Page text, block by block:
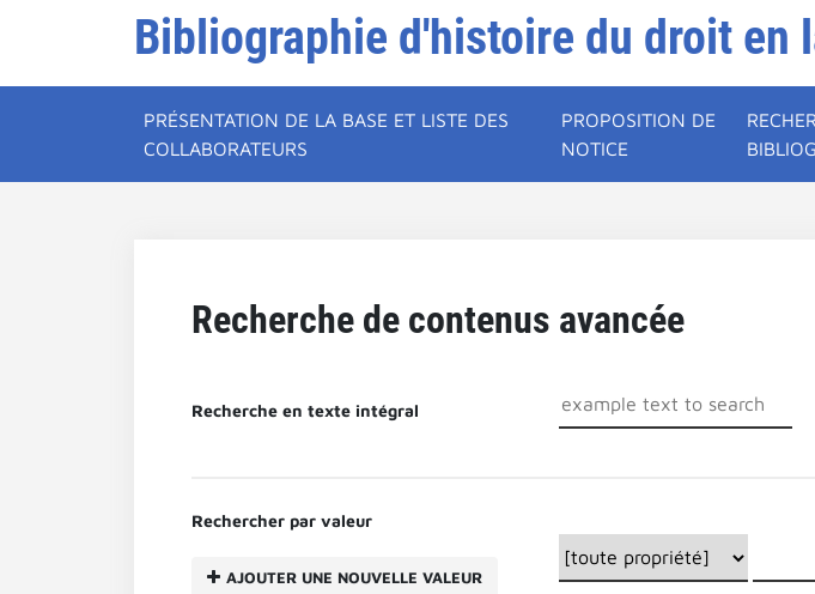
Bibliographie d'histoire du droit en
PRÉSENTATION DE LA BASE ET LISTE DES
COLLABORATEURS
PROPOSITION DE
NOTICE
Recherche de contenus avancée
Recherche en texte intégral
Rechercher par valeur
AJOUTER UNE NOUVELLE VALEUR